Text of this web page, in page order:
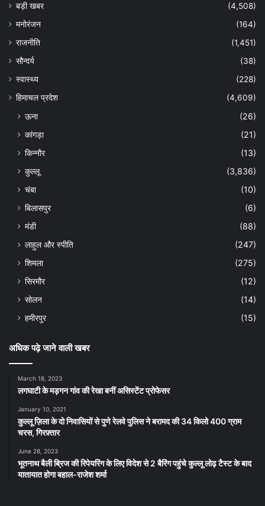
बड़ी खबर
(4,508)
मनोरंजन
(164)
राजनीति
(1,451)
सौन्दर्य
(38)
स्वास्थ्य
(228)
हिमाचल प्रदेश
(4,609)
ऊना
(26)
कांगड़ा
(21)
किन्नौर
(13)
कुल्लू
(3,836)
चंबा
(10)
बिलासपुर
(6)
मंडी
(88)
लाहुल और स्पीति
(247)
शिमला
(275)
सिरमौर
(12)
सोलन
(14)
हमीरपुर
(15)
अधिक पढ़े जाने वाली खबर
March 18, 2023
लगघाटी के मड़गन गांव की रेखा बनीं असिस्टेंट प्रोफेसर
January 10, 2021
कुल्लू ज़िला के दो निवासियों से पुणे रेलवे पुलिस ने बरामद की 34 किलो 400 ग्राम
चरस, गिरफ़्तार
June 28, 2023
भूतनाथ बैली ब्रिज की रिपेयरिंग के लिए विदेश से 2 बैरिंग पहुंचे कुल्लू लोढ़ टैस्ट के बाद
यातायात होगा बहाल-राजेश शर्मा